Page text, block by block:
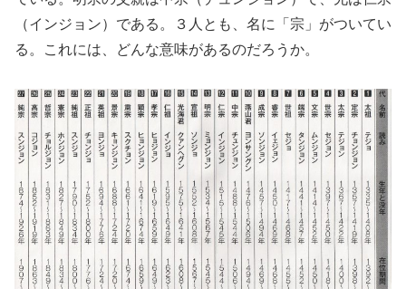
（インジョン）である。３人とも、名に「宗」がついてい
る。これには、どんな意味があるのだろうか。